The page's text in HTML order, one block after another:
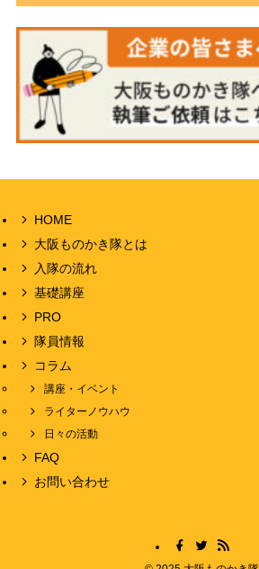
HOME
大阪ものかき隊とは
入隊の流れ
基礎講座
PRO
隊員情報
コラム
講座・イベント
ライターノウハウ
日々の活動
FAQ
お問い合わせ